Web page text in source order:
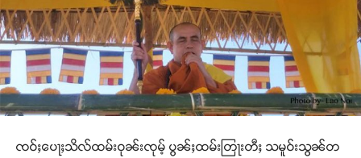
ၸဝ်ႈပေႃႈသိလ်ထမ်းဝုၼ်းၸုမ့် ပွၼ်ႈထမ်းတြႃးတီႈ သမူဝ်းသွၼ်တ